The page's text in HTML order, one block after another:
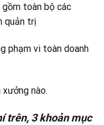
gồm toàn bộ các
quản trị
phạm vi toàn doanh
nào.
trên, 3 khoản mục